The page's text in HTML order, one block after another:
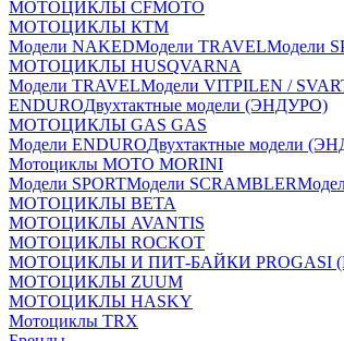
МОТОЦИКЛЫ CFMOTO
МОТОЦИКЛЫ КТМ
Модели NAKEDМодели TRAVELМодели
МОТОЦИКЛЫ HUSQVARNA
Модели TRAVELМодели VITPILEN /
ENDUROДвухтактные модели (ЭНДУРО)
МОТОЦИКЛЫ GAS GAS
Модели ENDUROДвухтактные модели
Мотоциклы MOTO MORINI
Модели SPORTМодели SCRAMBLER
МОТОЦИКЛЫ BETA
МОТОЦИКЛЫ AVANTIS
МОТОЦИКЛЫ ROCKOT
МОТОЦИКЛЫ И ПИТ-БАЙКИ PROGASI
МОТОЦИКЛЫ ZUUM
МОТОЦИКЛЫ HASKY
Мотоциклы TRX